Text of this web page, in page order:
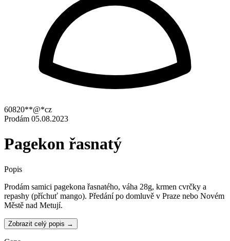
60820**@*cz
Prodám 05.08.2023
Pagekon řasnatý
Popis
Prodám samici pagekona řasnatého, váha 28g, krmen cvrčky a
repashy (příchuť mango). Předání po domluvě v Praze nebo Novém
Městě nad Metují.
Zobrazit celý popis →